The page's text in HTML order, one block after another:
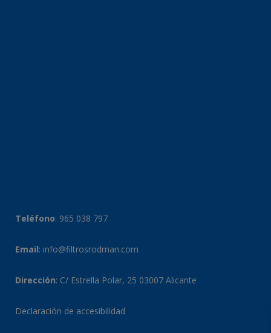
Teléfono: 965 038 797
Email: info@filtrosrodman.com
Dirección: C/ Estrella Polar, 25 03007 Alicante
Declaración de accesibilidad